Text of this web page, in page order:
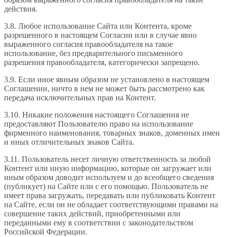
действия.
3.8. Любое использование Сайта или Контента, кроме
разрешенного в настоящем Согласии или в случае явно
выраженного согласия правообладателя на такое
использование, без предварительного письменного
разрешения правообладателя, категорически запрещено.
3.9. Если иное явным образом не установлено в настоящем
Соглашении, ничто в нем не может быть рассмотрено как
передача исключительных прав на Контент.
3.10. Никакие положения настоящего Соглашения не
предоставляют Пользователю право на использование
фирменного наименования, товарных знаков, доменных имен
и иных отличительных знаков Сайта.
3.11. Пользователь несет личную ответственность за любой
Контент или иную информацию, которые он загружает или
иным образом доводит используем и до всеобщего сведения
(публикует) на Сайте или с его помощью. Пользователь не
имеет права загружать, передавать или публиковать Контент
на Сайте, если он не обладает соответствующими правами на
совершение таких действий, приобретенными или
переданными ему в соответствии с законодательством
Российской Федерации.